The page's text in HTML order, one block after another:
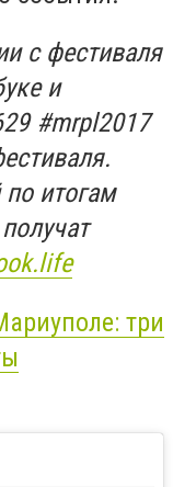
с фестиваля
и
#mrpl2017
итогам
три